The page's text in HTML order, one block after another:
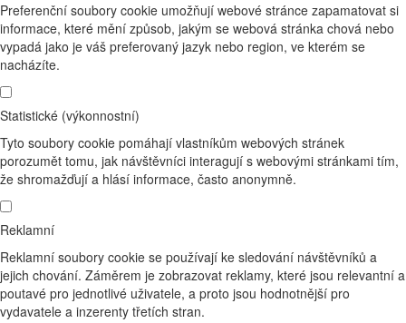
Preferenční soubory cookie umožňují webové stránce zapamatovat si
informace, které mění způsob, jakým se webová stránka chová nebo
vypadá jako je váš preferovaný jazyk nebo region, ve kterém se
nacházíte.
Statistické (výkonnostní)
Tyto soubory cookie pomáhají vlastníkům webových stránek
porozumět tomu, jak návštěvníci interagují s webovými stránkami tím,
že shromažďují a hlásí informace, často anonymně.
Reklamní
Reklamní soubory cookie se používají ke sledování návštěvníků a
jejich chování. Záměrem je zobrazovat reklamy, které jsou relevantní a
poutavé pro jednotlivé uživatele, a proto jsou hodnotnější pro
vydavatele a inzerenty třetích stran.